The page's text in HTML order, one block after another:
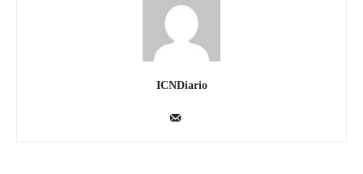
ICNDiario